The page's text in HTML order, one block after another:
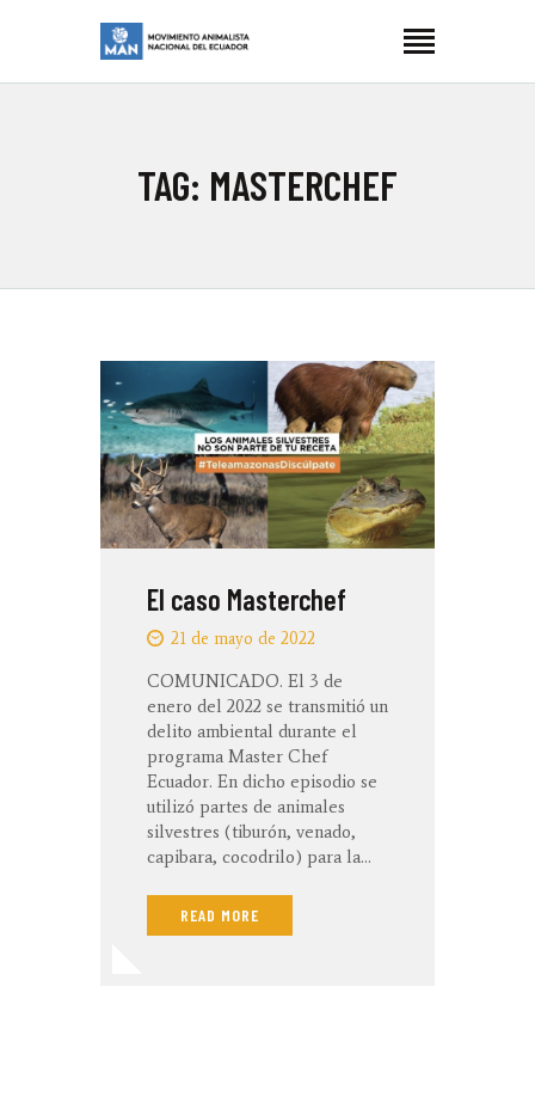
TAG: MASTERCHEF
MOVIMIENTO ANIMALISTA NACIONAL ECUADOR
INICIO
NOSOTRES
ARTIVISMO
CONTACTOS
El caso Masterchef
21 de mayo de 2022
COMUNICADO. El 3 de
enero del 2022 se transmitió un
delito ambiental durante el
programa Master Chef
Ecuador. En dicho episodio se
utilizó partes de animales
silvestres (tiburón, venado,
capibara, cocodrilo) para la…
READ MORE